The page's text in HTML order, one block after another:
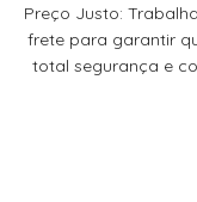
Preço Justo:
frete para garantir
total segurança e